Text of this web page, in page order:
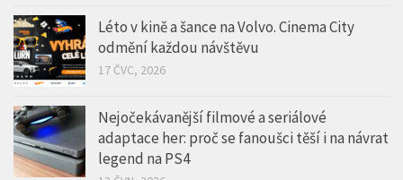
Léto v kině a šance na Volvo. Cinema City
odmění každou návštěvu
17 ČVC, 2026
Nejočekávanější filmové a seriálové
adaptace her: proč se fanoušci těší i na návrat
legend na PS4